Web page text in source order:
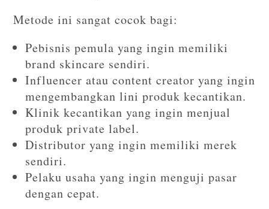
Metode ini sangat cocok bagi:
Pebisnis pemula yang ingin memiliki
brand skincare sendiri.
Influencer atau content creator yang ingin
mengembangkan lini produk kecantikan.
Klinik kecantikan yang ingin menjual
produk private label.
Distributor yang ingin memiliki merek
sendiri.
Pelaku usaha yang ingin menguji pasar
dengan cepat.